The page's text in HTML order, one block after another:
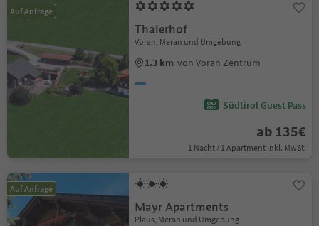
Auf Anfrage
Thalerhof
Vöran, Meran und Umgebung
1.3 km von Vöran Zentrum
Südtirol Guest Pass
ab 135€
1 Nacht / 1 Apartment Inkl. MwSt.
Auf Anfrage
Mayr Apartments
Plaus, Meran und Umgebung